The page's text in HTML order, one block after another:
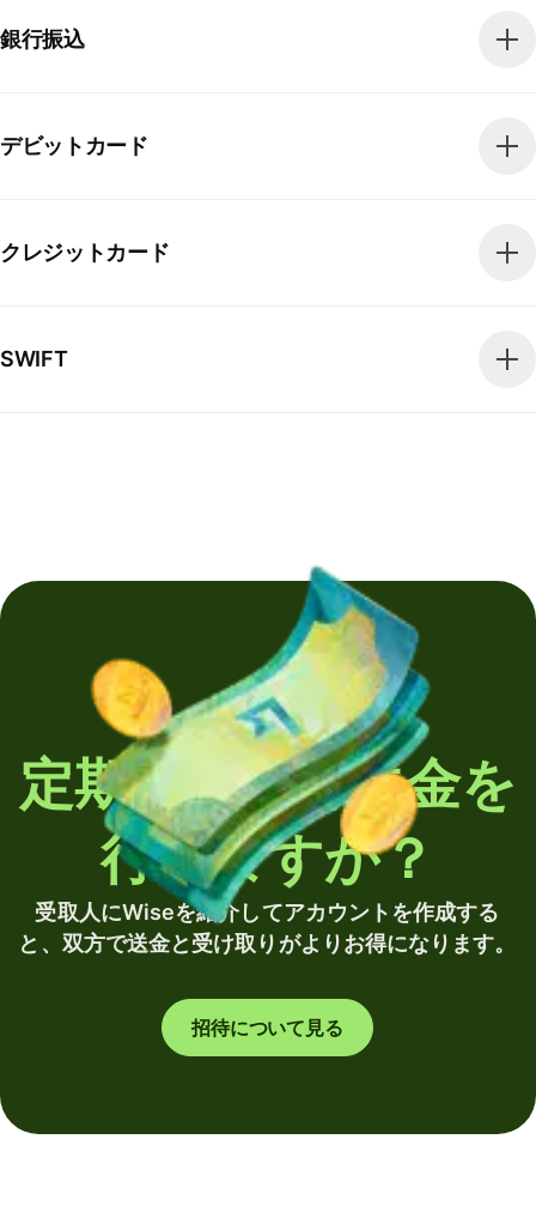
銀行振込
デビットカード
クレジットカード
SWIFT
定期的に海外送金を
行いますか？
受取人にWiseを紹介してアカウントを作成する
と、双方で送金と受け取りがよりお得になります。
招待について見る